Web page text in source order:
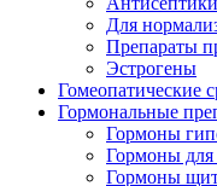
Для
Препараты
Эстрогены
Гомеопатические
Гормональные
Гормоны
Гормоны для
Гормоны